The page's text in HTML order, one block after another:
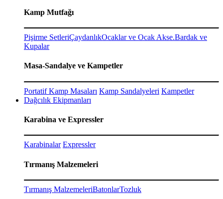
Kamp Mutfağı
Pişirme SetleriÇaydanlıkOcaklar ve Ocak Akse.Bardak ve
Kupalar
Masa-Sandalye ve Kampetler
Portatif Kamp Masaları Kamp Sandalyeleri Kampetler
Dağcılık Ekipmanları
Karabina ve Expressler
Karabinalar Expressler
Tırmanış Malzemeleri
Tırmanış MalzemeleriBatonlarTozluk